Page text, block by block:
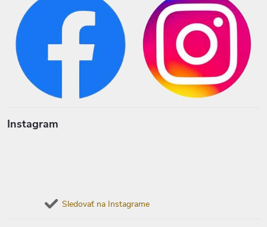
Instagram
Sledovať na Instagrame